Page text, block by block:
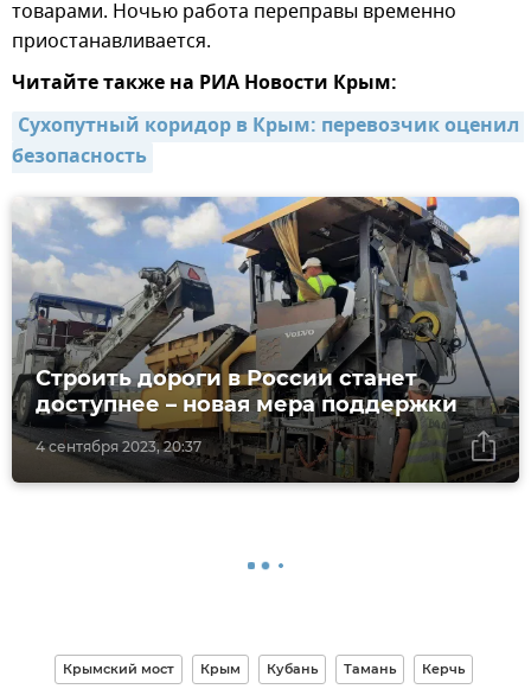
товарами. Ночью работа переправы временно
приостанавливается.
Читайте также на РИА Новости Крым:
Сухопутный коридор в Крым: перевозчик оценил
безопасность
4 сентября 2023, 20:37
Строить дороги в России станет
доступнее – новая мера поддержки
Крымский мост Крым Кубань Тамань Керчь